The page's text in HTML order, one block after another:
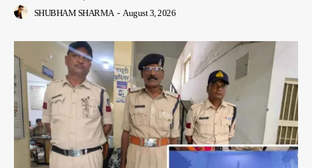
SHUBHAM SHARMA - August 3, 2026